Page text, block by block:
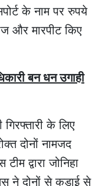
के नाम पर रुपये
और मारपीट किए
बन धन उगाही
के लिए
दोनों नामजद
द्वारा जोनिहा
ने दोनों से कड़ाई से